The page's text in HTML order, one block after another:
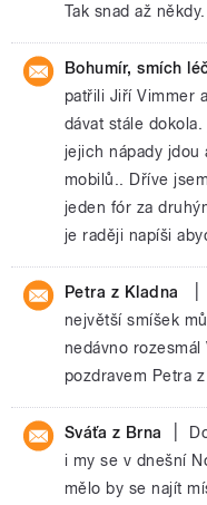
Tak snad až
Bohumír, smích
patřili Jiří Vimmer
dávat stále
jejich nápady jdou
mobilů.. Dříve
jeden fór za
je raději napíši
Petra z Kladna
největší smíšek
nedávno
pozdravem Petra
Sváťa z Brna
i my se v dnešní
mělo by se najít